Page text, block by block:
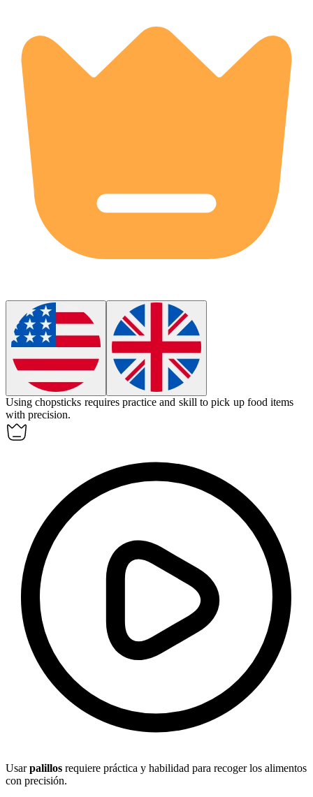
Using chopsticks requires practice and skill to pick up food items
with precision.
Usarpalillos requiere práctica y habilidad para recoger los alimentos
con precisión.